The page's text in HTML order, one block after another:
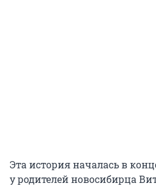
Эта история началась в
у родителей новосибирца